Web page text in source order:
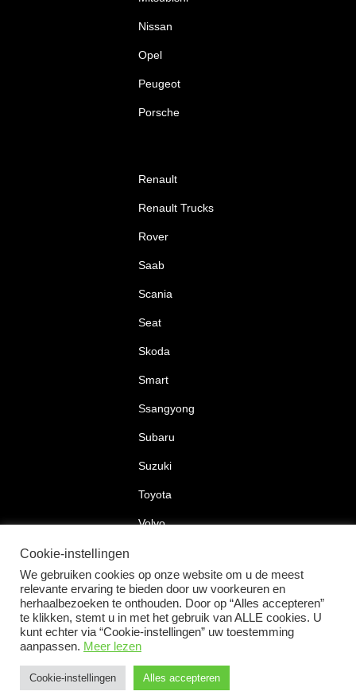
+31 183 30 52 22
Nissan
Opel
Peugeot
Porsche
Renault
Renault Trucks
Rover
Saab
Scania
Seat
Skoda
Smart
Ssangyong
Subaru
Suzuki
Toyota
Volvo
2026 © Car Lock Systems
Cookie-instellingen
We gebruiken cookies op onze website om u de meest
relevante ervaring te bieden door uw voorkeuren en
herhaalbezoeken te onthouden. Door op “Alles accepteren”
te klikken, stemt u in met het gebruik van ALLE cookies. U
kunt echter via “Cookie-instellingen” uw toestemming
aanpassen. Meer lezen
Cookie-instellingen Alles accepteren